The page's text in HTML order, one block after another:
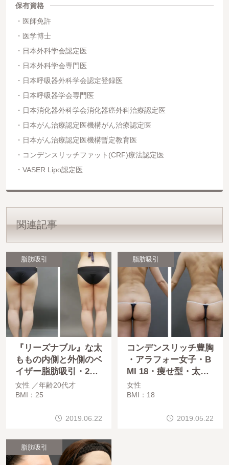
保有資格
医師免許
医学博士
日本外科学会認定医
日本外科学会専門医
日本呼吸器外科学会認定登録医
日本呼吸器学会専門医
日本消化器外科学会消化器癌外科治療認定医
日本がん治療認定医機構がん治療認定医
日本がん治療認定医機構暫定教育医
コンデンスリッチファット(CRF)療法認定医
VASER Lipo認定医
関連記事
脂肪吸引
『リーズナブル』な太
ももの内側と外側のベ
イザー脂肪吸引・20
代女性・BMI＞25・医
療ダイエット
女性
年齢20代才
BMI：25
2019.06.22
脂肪吸引
コンデンスリッチ豊胸
・アラフォー女子・B
MI 18・痩せ型・太も
もと腰のベイザー脂肪
吸引
女性
BMI：18
2019.05.22
脂肪吸引